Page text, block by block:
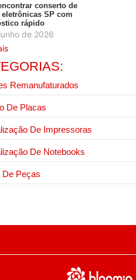
conserto de
eletrônicas SP com
rápido
de 2026
Remanufaturados
De Placas
De Impressoras
De Notebooks
De Peças